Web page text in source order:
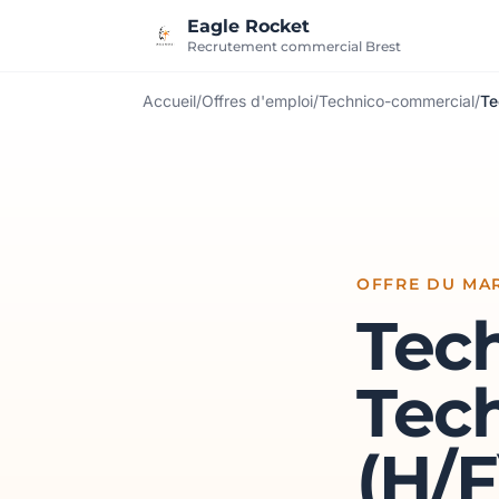
Eagle Rocket
Recrutement commercial Brest
Accueil/Offres d'emploi/Technico-commercial/
OFFRE DU
(H/